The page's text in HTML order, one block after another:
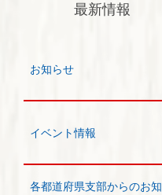
最新情報
お知らせ
イベント情報
各都道府県支部からのお知